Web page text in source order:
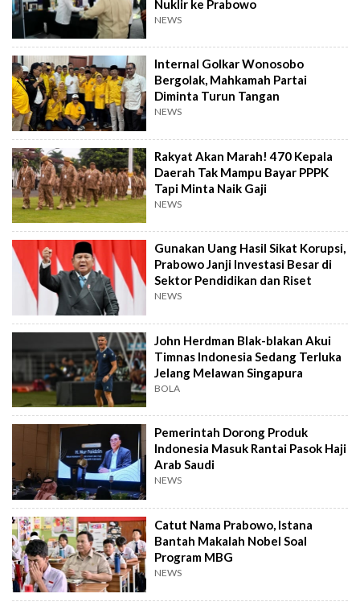
Nuklir ke Prabowo
NEWS
Internal Golkar Wonosobo
Bergolak, Mahkamah Partai
Diminta Turun Tangan
NEWS
Rakyat Akan Marah! 470 Kepala
Daerah Tak Mampu Bayar PPPK
Tapi Minta Naik Gaji
NEWS
Gunakan Uang Hasil Sikat Korupsi,
Prabowo Janji Investasi Besar di
Sektor Pendidikan dan Riset
NEWS
John Herdman Blak-blakan Akui
Timnas Indonesia Sedang Terluka
Jelang Melawan Singapura
BOLA
Pemerintah Dorong Produk
Indonesia Masuk Rantai Pasok Haji
Arab Saudi
NEWS
Catut Nama Prabowo, Istana
Bantah Makalah Nobel Soal
Program MBG
NEWS